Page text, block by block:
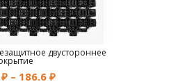
двустороннее
₽ – 186.6 ₽